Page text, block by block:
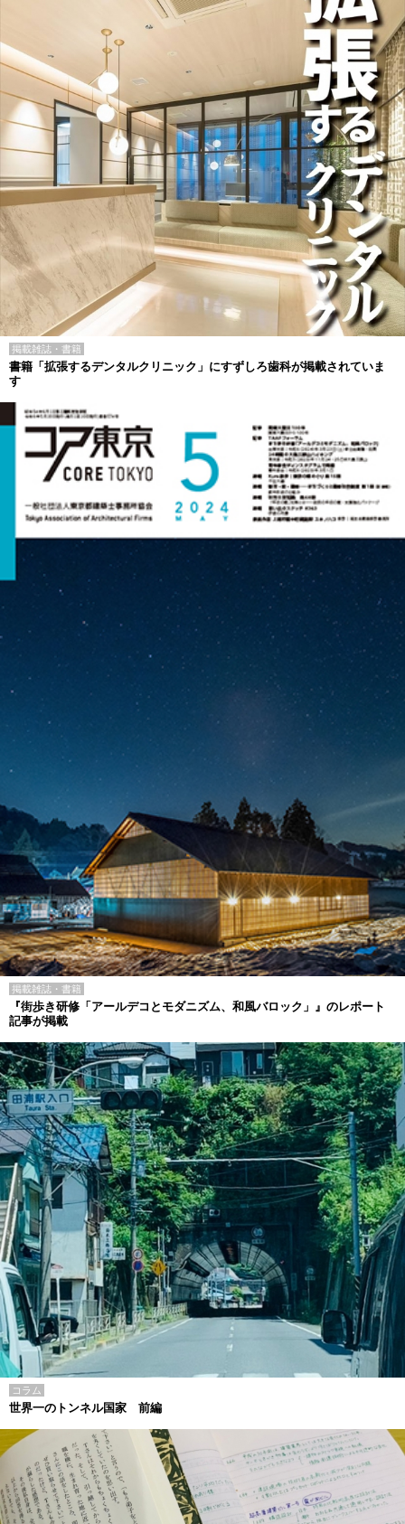
掲載雑誌・書籍
書籍「拡張するデンタルクリニック」にすずしろ歯科が掲載されていま
す
掲載雑誌・書籍
『街歩き研修「アールデコとモダニズム、和風バロック」』のレポート
記事が掲載
コラム
世界一のトンネル国家 前編